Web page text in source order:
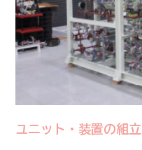
ユニット・装置の組